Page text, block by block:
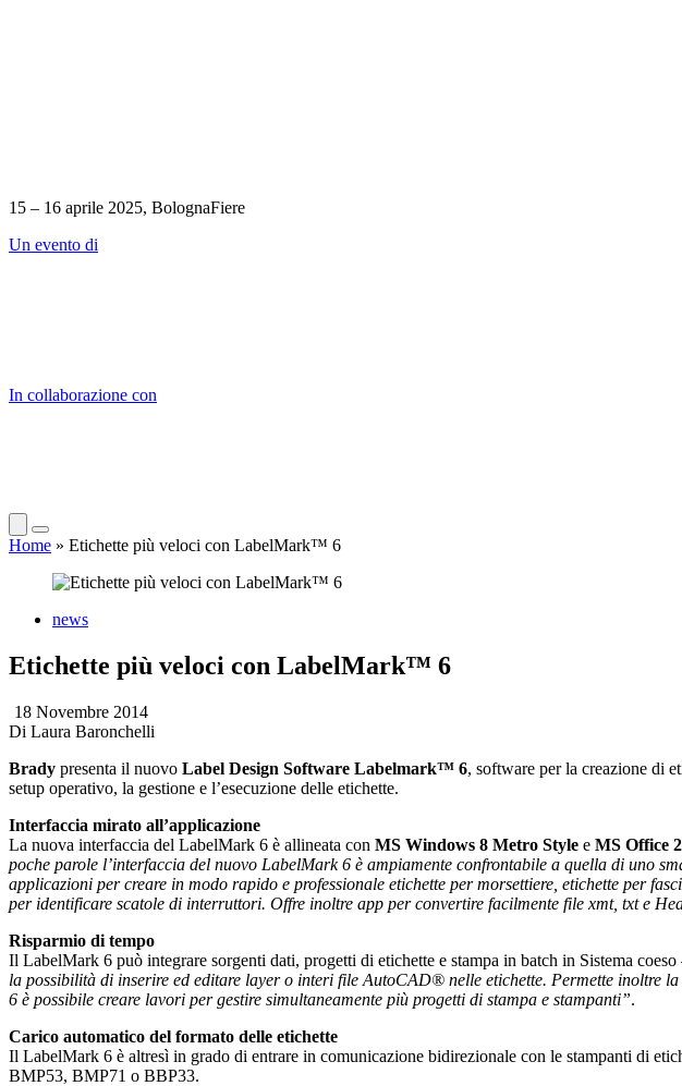
15 – 16 aprile 2025, BolognaFiere
Un evento di
In collaborazione con
Home » Etichette più veloci con LabelMark™ 6
news
Etichette più veloci con LabelMark™ 6
18 Novembre 2014
Di Laura Baronchelli
Brady presenta il nuovo Label Design Software Labelmark™ 6, software per la creazione di
setup operativo, la gestione e l’esecuzione delle etichette.
Interfaccia mirato all’applicazione
La nuova interfaccia del LabelMark 6 è allineata con MS Windows 8 Metro Style e MS Office
poche parole l’interfaccia del nuovo LabelMark 6 è ampiamente confrontabile a quella di uno
applicazioni per creare in modo rapido e professionale etichette per morsettiere, etichette per
per identificare scatole di interruttori. Offre inoltre app per convertire facilmente file xmt, txt e
Risparmio di tempo
Il LabelMark 6 può integrare sorgenti dati, progetti di etichette e stampa in batch in Sistema
la possibilità di inserire ed editare layer o interi file AutoCAD® nelle etichette. Permette inoltre
6 è possibile creare lavori per gestire simultaneamente più progetti di stampa e stampanti”.
Carico automatico del formato delle etichette
Il LabelMark 6 è altresì in grado di entrare in comunicazione bidirezionale con le stampanti di
BMP53, BMP71 o BBP33.